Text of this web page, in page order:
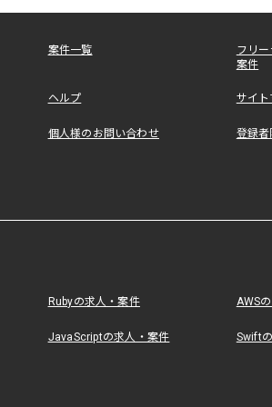
案件一覧
フリ
案件
ヘルプ サイ
個人様のお問い合わせ 登録者
Rubyの求人・案件 AWS
JavaScriptの求人・案件 Swift